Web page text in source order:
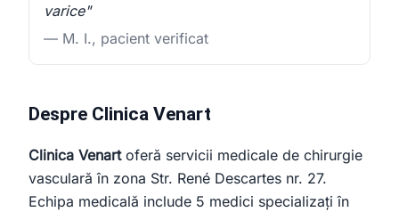
varice"
— M. I., pacient verificat
Despre Clinica Venart
Clinica Venartoferă servicii medicale de chirurgie
vasculară în zona Str. René Descartes nr. 27.
Echipa medicală include 5 medici specializați în